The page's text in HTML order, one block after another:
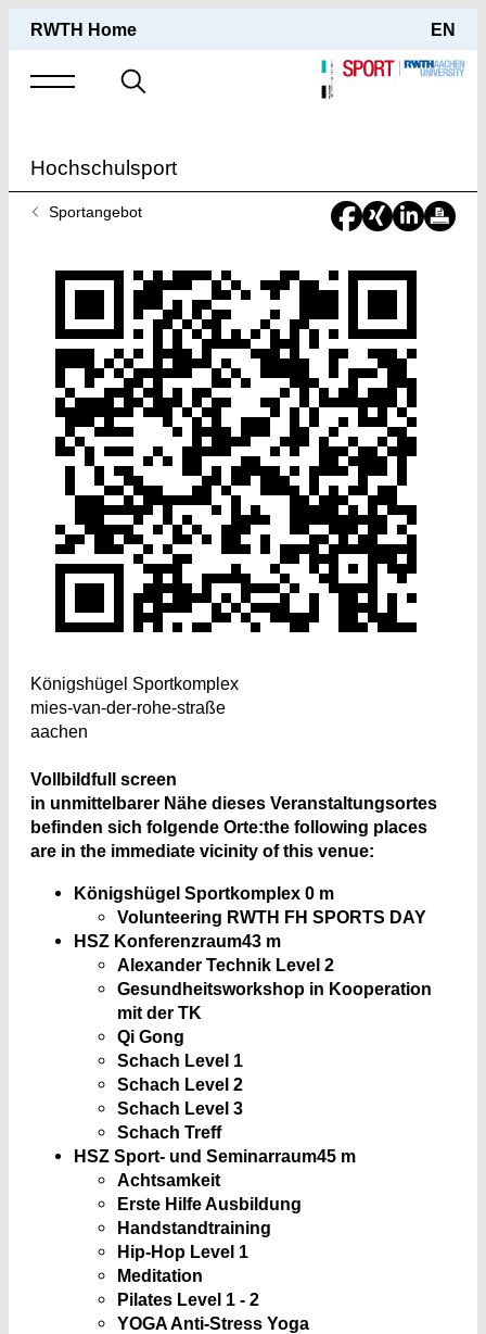
RWTH Home EN
Suche
Hochschulsport
SieSportangebot
Königshügel Sportkomplex
mies-van-der-rohe-straße
aachen
Vollbildfull screen
in unmittelbarer Nähe dieses Veranstaltungsortes
befinden sich folgende Orte:the following places
are in the immediate vicinity of this venue:
Königshügel Sportkomplex 0 m
Volunteering RWTH FH SPORTS DAY
HSZ Konferenzraum43 m
Alexander Technik Level 2
Gesundheitsworkshop in Kooperation
mit der TK
Qi Gong
Schach Level 1
Schach Level 2
Schach Level 3
Schach Treff
HSZ Sport- und Seminarraum45 m
Achtsamkeit
Erste Hilfe Ausbildung
Handstandtraining
Hip-Hop Level 1
Meditation
Pilates Level 1 - 2
YOGA Anti-Stress Yoga